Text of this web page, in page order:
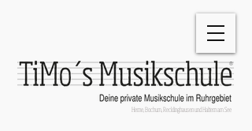
Herne, Bochum, Recklinghausen und Haltern am See
®